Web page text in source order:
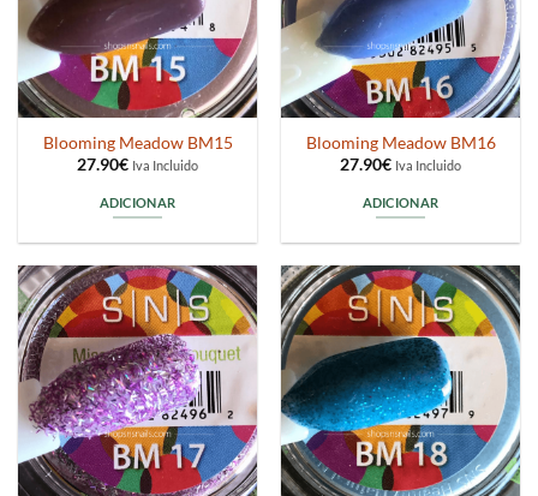
Blooming Meadow BM15
27.90€ Iva Incluido
ADICIONAR
Blooming Meadow BM16
27.90€ Iva Incluido
ADICIONAR